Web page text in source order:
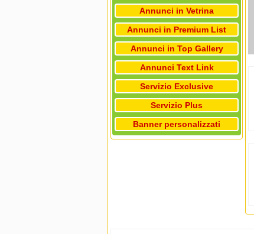
Annunci in Vetrina
Annunci in Premium List
Annunci in Top Gallery
Annunci Text Link
Servizio Exclusive
Servizio Plus
Banner personalizzati